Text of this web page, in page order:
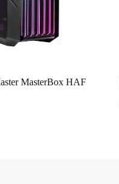
MasterBox HAF